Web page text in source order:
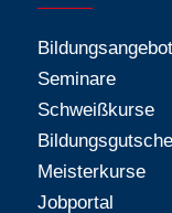
Seminare
Schweißkurse
Meisterkurse
Jobportal